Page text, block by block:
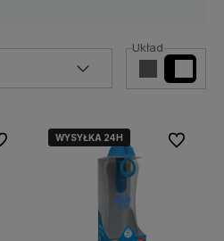
Układ
ulubionychWYSYŁKA 24H
WYSYŁKA 24H Do